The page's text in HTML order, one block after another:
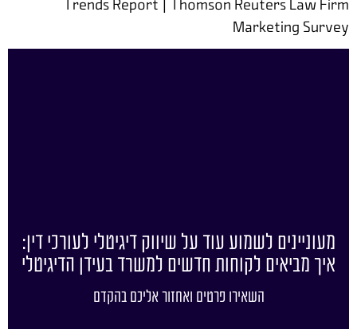
Marketing Survey
מעוניינים לשמוע עוד על שיווק דיגיטלי לעורכי דין:
איך מביאים לקוחות חדשים למשרד בעידן הדיגיטלי
השאירו פרטים ואחזור אליכם בהקדם